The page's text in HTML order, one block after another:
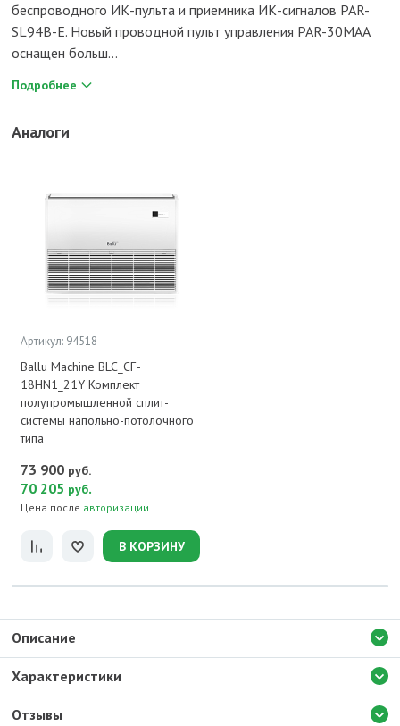
беспроводного ИК-пульта и приемника ИК-сигналов PAR-
SL94B-E. Новый проводной пульт управления PAR-30MAA
оснащен больш...
Подробнее
Аналоги
Артикул: 94518
Ballu Machine BLC_CF-
18HN1_21Y Комплект
полупромышленной сплит-
системы напольно-потолочного
типа
73 900 руб.
70 205 руб.
Цена после авторизации
В КОРЗИНУ
Описание
Характеристики
Отзывы